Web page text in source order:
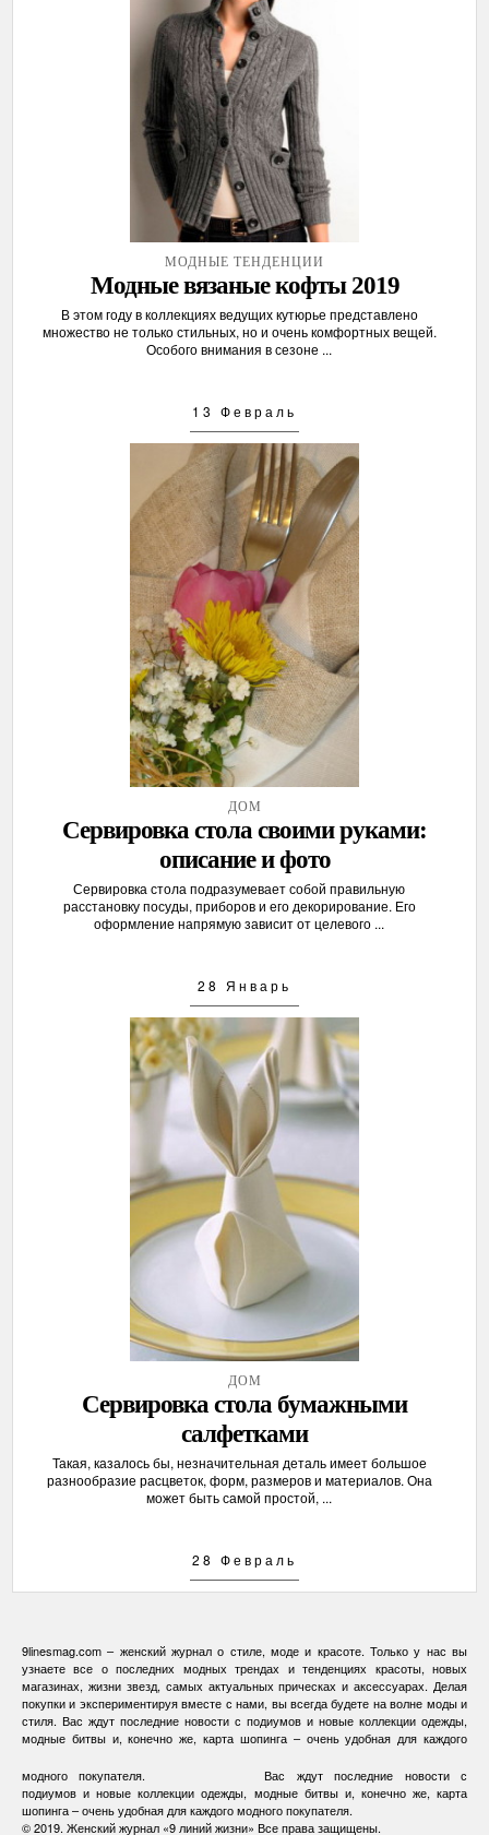
МОДНЫЕ ТЕНДЕНЦИИ
Модные вязаные кофты 2019
В этом году в коллекциях ведущих кутюрье представлено
множество не только стильных, но и очень комфортных вещей.
Особого внимания в сезоне ...
13 Февраль
ДОМ
Сервировка стола своими руками:
описание и фото
Сервировка стола подразумевает собой правильную
расстановку посуды, приборов и его декорирование. Его
оформление напрямую зависит от целевого ...
28 Январь
ДОМ
Сервировка стола бумажными
салфетками
Такая, казалось бы, незначительная деталь имеет большое
разнообразие расцветок, форм, размеров и материалов. Она
может быть самой простой, ...
28 Февраль
9linesmag.com – женский журнал о стиле, моде и красоте. Только у нас вы
узнаете все о последних модных трендах и тенденциях красоты, новых
магазинах, жизни звезд, самых актуальных прическах и аксессуарах. Делая
покупки и экспериментируя вместе с нами, вы всегда будете на волне моды и
стиля. Вас ждут последние новости с подиумов и новые коллекции одежды,
модные битвы и, конечно же, карта шопинга – очень удобная для каждого
модного покупателя.
Вас ждут последние новости с
подиумов и новые коллекции одежды, модные битвы и, конечно же, карта
шопинга – очень удобная для каждого модного покупателя.
© 2019. Женский журнал «9 линий жизни» Все права защищены.